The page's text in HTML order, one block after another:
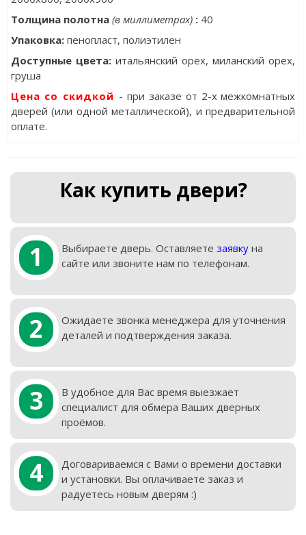
Толщина полотна (в миллиметрах):40
Упаковка:пенопласт, полиэтилен
Доступные цвета:итальянский орех, миланский орех,
груша
Цена со скидкой - при заказе от 2-х межкомнатных
дверей (или одной металлической), и предварительной
оплате.
Как купить двери?
1 Выбираете дверь. Оставляете заявкуна
сайте или звоните нам по телефонам.
2
Ожидаете звонка менеджера для уточнения
деталей и подтверждения заказа.
3
В удобное для Вас время выезжает
специалист для обмера Ваших дверных
проёмов.
4
Договариваемся с Вами о времени доставки
и установки. Вы оплачиваете заказ и
радуетесь новым дверям :)